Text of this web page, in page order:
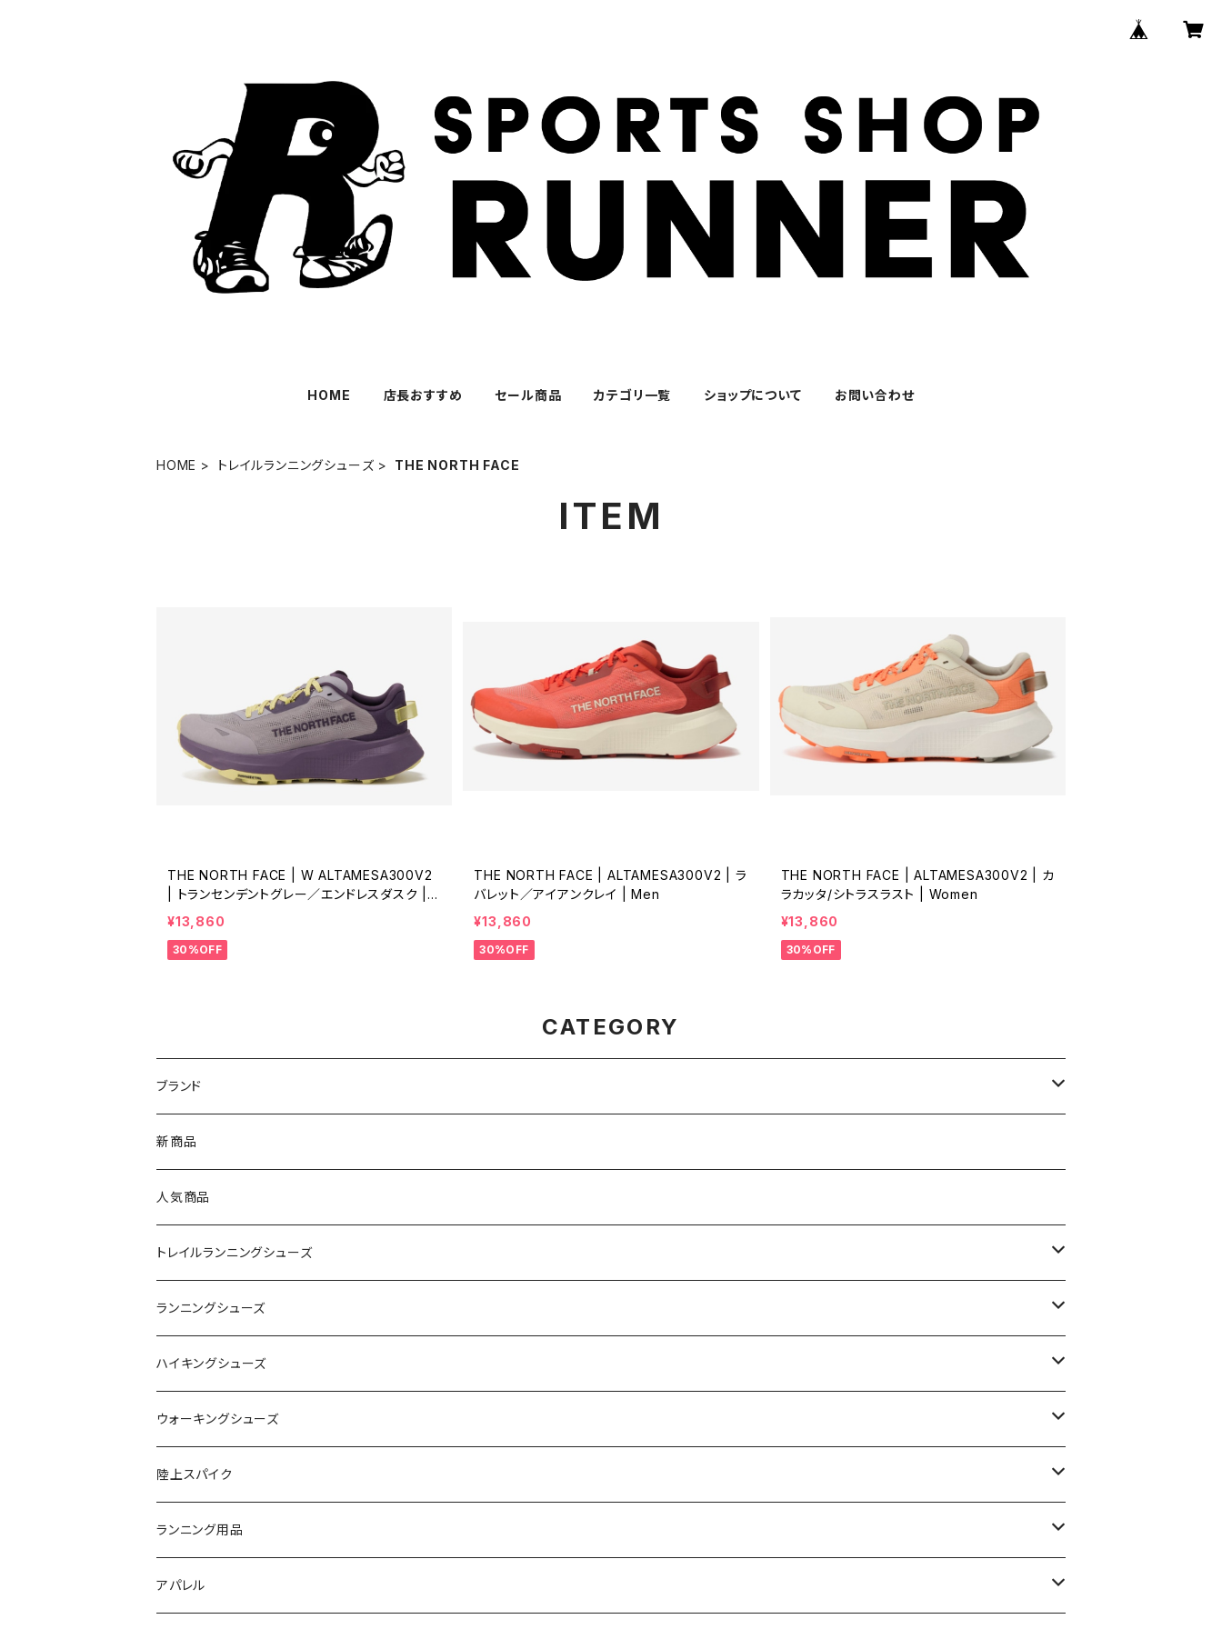
HOME 店長おすすめ セール商品 カテゴリ一覧 ショップについて お問い合わせ
HOME トレイルランニングシューズ THE NORTH FACE
ITEM
THE NORTH FACE | W ALTAMESA300V2
| トランセンデントグレー／エンドレスダスク |
Women
¥13,860
30%OFF
THE NORTH FACE | ALTAMESA300V2 | ラ
バレット／アイアンクレイ | Men
¥13,860
30%OFF
THE NORTH FACE | ALTAMESA300V2 | カ
ラカッタ/シトラスラスト | Women
¥13,860
30%OFF
CATEGORY
ブランド
asics（アシックス）
On（オン）
YONEX（ヨネックス）
adidas（アディダス）
SAYSKY（セイスカイ）
NISHI（ニシ）
FOOTMAX（フットマックス）
SIDAS（シダス）
MIZUNO（ミズノ）
新商品
人気商品
トレイルランニングシューズ
On
VIKING
asics
adidas
THE NORTH FACE
ランニングシューズ
On
adidas
asics
YONEX
MIZUNO
ハイキングシューズ
On
VIKING
ウォーキングシューズ
YONEX
On
VIKING
陸上スパイク
asics
adidas
ランニング用品
インソール
アパレル